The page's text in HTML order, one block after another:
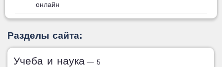
онлайн
Разделы сайта:
Учеба и наука — 5